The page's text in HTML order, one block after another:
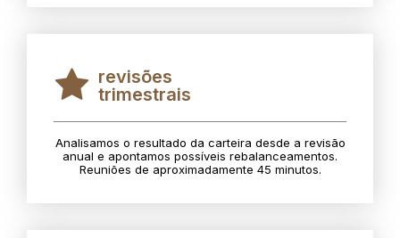
revisões
trimestrais
Analisamos o resultado da carteira desde a revisão
anual e apontamos possíveis rebalanceamentos.
Reuniões de aproximadamente 45 minutos.